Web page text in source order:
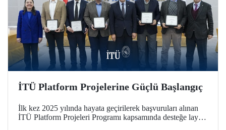
İTÜ Platform Projelerine Güçlü Başlangıç
İlk kez 2025 yılında hayata geçirilerek başvuruları alınan
İTÜ Platform Projeleri Programı kapsamında desteğe layık